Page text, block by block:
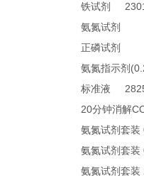
铁试剂
氨氮试剂
正磷试剂
氨氮指示剂
标准液
20分钟消解
氨氮试剂套装
氨氮试剂套装
氨氮试剂套装